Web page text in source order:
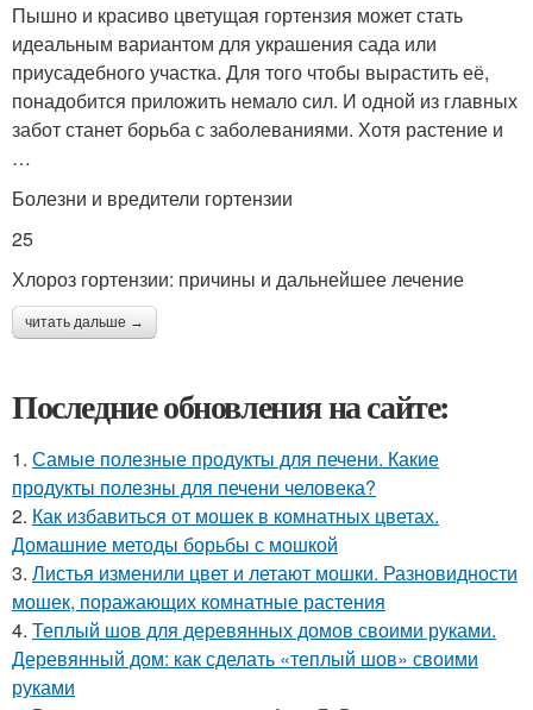
Пышно и красиво цветущая гортензия может стать
идеальным вариантом для украшения сада или
приусадебного участка. Для того чтобы вырастить её,
понадобится приложить немало сил. И одной из главных
забот станет борьба с заболеваниями. Хотя растение и
…
Болезни и вредители гортензии
25
Хлороз гортензии: причины и дальнейшее лечение
читать дальше →
Последние обновления на сайте:
1. Самые полезные продукты для печени. Какие
продукты полезны для печени человека?
2. Как избавиться от мошек в комнатных цветах.
Домашние методы борьбы с мошкой
3. Листья изменили цвет и летают мошки. Разновидности
мошек, поражающих комнатные растения
4. Теплый шов для деревянных домов своими руками.
Деревянный дом: как сделать «теплый шов» своими
руками